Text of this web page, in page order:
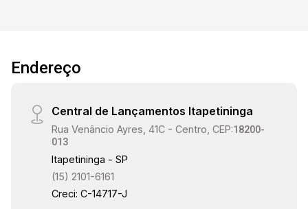
Endereço
Central de Lançamentos Itapetininga
Rua Venâncio Ayres, 41C - Centro, CEP:18200-
013
Itapetininga - SP
(15) 2101-6161
Creci: C-14717-J